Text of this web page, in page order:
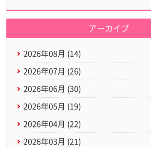
アーカイブ
2026年08月 (14)
2026年07月 (26)
2026年06月 (30)
2026年05月 (19)
2026年04月 (22)
2026年03月 (21)